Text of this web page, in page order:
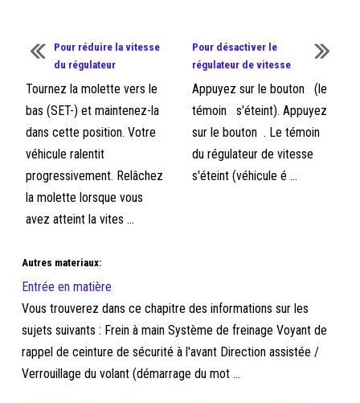
Pour réduire la vitesse
du régulateur
Tournez la molette vers le
bas (SET-) et maintenez-la
dans cette position. Votre
véhicule ralentit
progressivement. Relâchez
la molette lorsque vous
avez atteint la vites ...
Pour désactiver le
régulateur de vitesse
Appuyez sur le bouton (le
témoin s'éteint). Appuyez
sur le bouton . Le témoin
du régulateur de vitesse
s'éteint (véhicule é ...
Autres materiaux:
Entrée en matière
Vous trouverez dans ce chapitre des informations sur les
sujets suivants : Frein à main Système de freinage Voyant de
rappel de ceinture de sécurité à l'avant Direction assistée /
Verrouillage du volant (démarrage du mot ...